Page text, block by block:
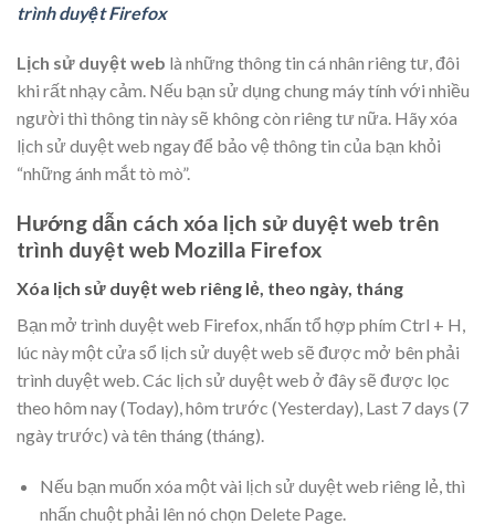
trình duyệt Firefox
Lịch sử duyệt web là những thông tin cá nhân riêng tư, đôi
khi rất nhạy cảm. Nếu bạn sử dụng chung máy tính với nhiều
người thì thông tin này sẽ không còn riêng tư nữa. Hãy xóa
lịch sử duyệt web ngay để bảo vệ thông tin của bạn khỏi
“những ánh mắt tò mò”.
Hướng dẫn cách xóa lịch sử duyệt web trên
trình duyệt web Mozilla Firefox
Xóa lịch sử duyệt web riêng lẻ, theo ngày, tháng
Bạn mở trình duyệt web Firefox, nhấn tổ hợp phím Ctrl + H
lúc này một cửa sổ lịch sử duyệt web sẽ được mở bên phải
trình duyệt web. Các lịch sử duyệt web ở đây sẽ được lọc
theo hôm nay (Today), hôm trước (Yesterday), Last 7 days (7
ngày trước) và tên tháng (tháng).
Nếu bạn muốn xóa một vài lịch sử duyệt web riêng lẻ, thì
nhấn chuột phải lên nó chọn Delete Page.